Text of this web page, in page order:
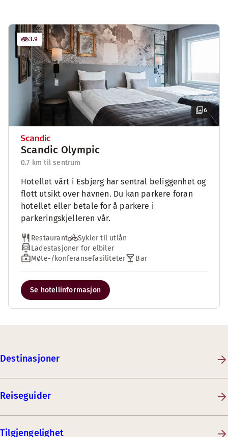
6
3.9
Scandic Olympic
0.7 km til sentrum
Hotellet vårt i Esbjerg har sentral beliggenhet og
flott utsikt over havnen. Du kan parkere foran
hotellet eller betale for å parkere i
parkeringskjelleren vår.
Restaurant
Sykler til utlån
Ladestasjoner for elbiler
Møte-/konferansefasiliteter
Bar
Se hotellinformasjon
Destinasjoner
Reiseguider
Tilgjengelighet